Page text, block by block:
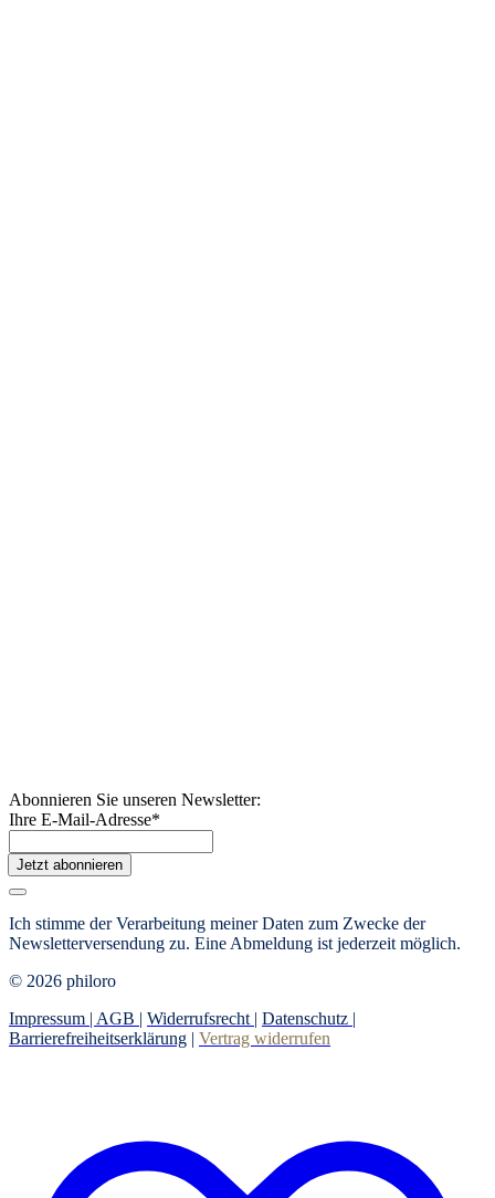
Abonnieren Sie unseren Newsletter:
Ihre E-Mail-Adresse*
Jetzt abonnieren
Ich stimme der Verarbeitung meiner Daten zum Zwecke der
Newsletterversendung zu. Eine Abmeldung ist jederzeit möglich.
© 2026 philoro
Impressum | AGB | Widerrufsrecht | Datenschutz |
Barrierefreiheitserklärung | Vertrag widerrufen